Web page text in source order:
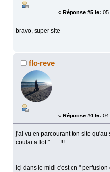
« Réponse #5 le: 05
bravo, super site
flo-reve
« Réponse #4 le: 04
j'ai vu en parcourant ton site
coulai a flot ".......!!!
içi dans le midi c'est en "